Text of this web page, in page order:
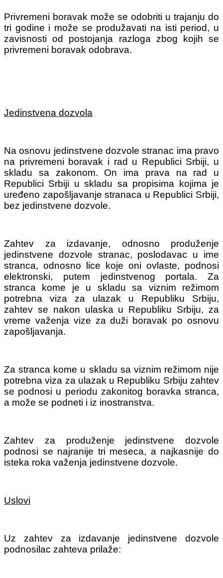
Privremeni boravak može se odobriti u trajanju do
tri godine i može se produžavati na isti period, u
zavisnosti od postojanja razloga zbog kojih se
privremeni boravak odobrava.
Jedinstvena dozvola
Na osnovu jedinstvene dozvole stranac ima pravo
na privremeni boravak i rad u Republici Srbiji, u
skladu sa zakonom. On ima prava na rad u
Republici Srbiji u skladu sa propisima kojima je
uređeno zapošljavanje stranaca u Republici Srbiji,
bez jedinstvene dozvole.
Zahtev za izdavanje, odnosno produženje
jedinstvene dozvole stranac, poslodavac u ime
stranca, odnosno lice koje oni ovlaste, podnosi
elektronski, putem jedinstvenog portala. Za
stranca kome je u skladu sa viznim režimom
potrebna viza za ulazak u Republiku Srbiju,
zahtev se nakon ulaska u Republiku Srbiju, za
vreme važenja vize za duži boravak po osnovu
zapošljavanja.
Za stranca kome u skladu sa viznim režimom nije
potrebna viza za ulazak u Republiku Srbiju zahtev
se podnosi u periodu zakonitog boravka stranca,
a može se podneti i iz inostranstva.
Zahtev za produženje jedinstvene dozvole
podnosi se najranije tri meseca, a najkasnije do
isteka roka važenja jedinstvene dozvole.
Uslovi
Uz zahtev za izdavanje jedinstvene dozvole
podnosilac zahteva prilaže: